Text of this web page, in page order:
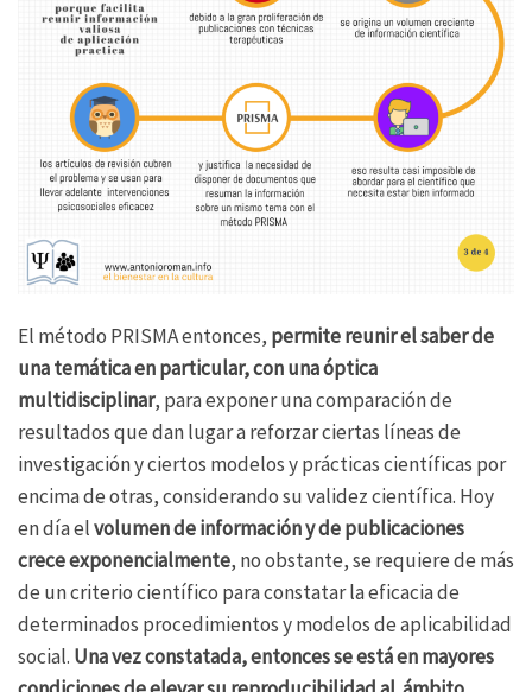
El método PRISMA entonces, permite reunir el saber de
una temática en particular, con una óptica
multidisciplinar, para exponer una comparación de
resultados que dan lugar a reforzar ciertas líneas de
investigación y ciertos modelos y prácticas científicas por
encima de otras, considerando su validez científica. Hoy
en día elvolumen de información y de publicaciones
crece exponencialmente, no obstante, se requiere de más
de un criterio científico para constatar la eficacia de
determinados procedimientos y modelos de aplicabilidad
social. Una vez constatada, entonces se está en mayores